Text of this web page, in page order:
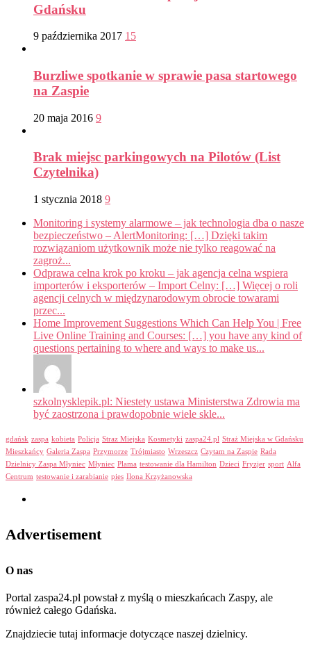
Gdańsku
9 października 2017 15
Burzliwe spotkanie w sprawie pasa startowego
na Zaspie
20 maja 2016 9
Brak miejsc parkingowych na Pilotów (List
Czytelnika)
1 stycznia 2018 9
Monitoring i systemy alarmowe – jak technologia dba o nasze
bezpieczeństwo – AlertMonitoring: […] Dzięki takim
rozwiązaniom użytkownik może nie tylko reagować na
zagroż...
Odprawa celna krok po kroku – jak agencja celna wspiera
importerów i eksporterów – Import Celny: […] Więcej o roli
agencji celnych w międzynarodowym obrocie towarami
przec...
Home Improvement Suggestions Which Can Help You | Free
Live Online Training and Courses: […] you have any kind of
questions pertaining to where and ways to make us...
szkolnysklepik.pl: Niestety ustawa Ministerstwa Zdrowia ma
być zaostrzona i prawdopobnie wiele skle...
gdańsk zaspa kobieta Policja Straz Miejska Kosmetyki zaspa24.pl Straż Miejska w Gdańsku
Mieszkańcy Galeria Zaspa Przymorze Trójmiasto Wrzeszcz Czytam na Zaspie Rada
Dzielnicy Zaspa Młyniec Młyniec Plama testowanie dla Hamilton Dzieci Fryzjer sport Alfa
Centrum testowanie i zarabianie pies Ilona Krzyżanowska
Advertisement
O nas
Portal zaspa24.pl powstał z myślą o mieszkańcach Zaspy, ale
również całego Gdańska.
Znajdziecie tutaj informacje dotyczące naszej dzielnicy.